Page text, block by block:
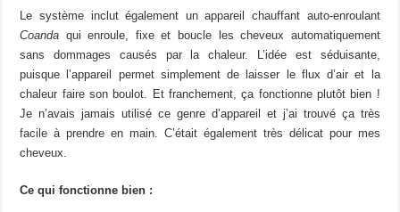
Le système inclut également un appareil chauffant auto-enroulant
Coanda qui enroule, fixe et boucle les cheveux automatiquement
sans dommages causés par la chaleur. L’idée est séduisante,
puisque l’appareil permet simplement de laisser le flux d’air et la
chaleur faire son boulot. Et franchement, ça fonctionne plutôt bien !
Je n’avais jamais utilisé ce genre d’appareil et j’ai trouvé ça très
facile à prendre en main. C’était également très délicat pour mes
cheveux.
Ce qui fonctionne bien :